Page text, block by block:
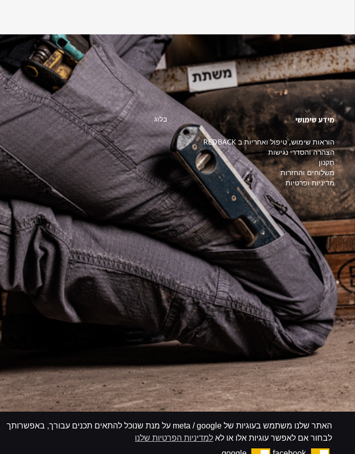
מידע שימושי
הוראות שימוש, טיפול ואחריות ב REDBACK
הצהרה והסדרי נגישות
תקנון
משלוחים והחזרות
מדיניות ופרטיות
בלוג
האתר שלנו משתמש בעוגיות של meta / google על מנת שנוכל להתאים תכנים עבורך, באפשרותך
לבחור אם לאפשר עוגיות אלו או לא למדיניות הפרטיות שלנו